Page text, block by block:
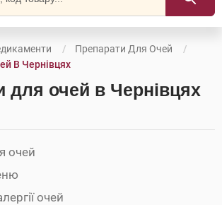
Препарати Для Очей
В Чернівцях
для очей в Чернівцях
очей
очей